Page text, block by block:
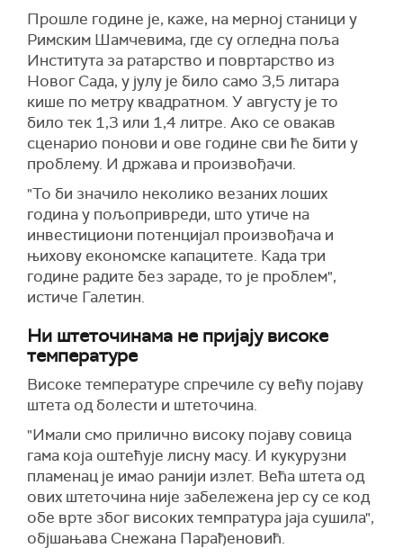
Прошле године је, каже, на мерној станици у
Римским Шамчевима, где су огледна поља
Института за ратарство и повртарство из
Новог Сада, у јулу је било само 3,5 литара
кише по метру квадратном. У августу је то
било тек 1,3 или 1,4 литре. Ако се овакав
сценарио понови и ове године сви ће бити у
проблему. И држава и произвођачи.
"То би значило неколико везаних лоших
година у пољопривреди, што утиче на
инвестициони потенцијал произвођача и
њихову економске капацитете. Када три
године радите без зараде, то је проблем",
истиче Галетин.
Ни штеточинама не пријају високе
температуре
Високе температуре спречиле су већу појаву
штета од болести и штеточина.
"Имали смо прилично високу појаву совица
гама која оштећује лисну масу. И кукурузни
пламенац је имао ранији излет. Већа штета од
ових штеточина није забележена јер су се код
обе врте због високих темпратура јаја сушила",
објшањава Снежана Парађеновић.